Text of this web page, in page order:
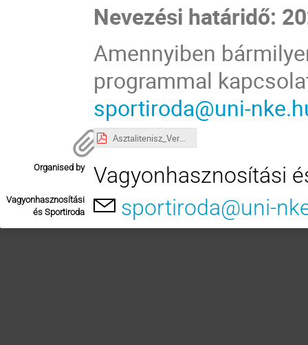
Nevezési határidő:
Amennyiben
programmal
sportiroda@uni-
Asztalitenisz_Versenykiírás.pdf
Organised by Vagyonhasznosítási
Vagyonhasznosítási
és Sportiroda
sportiroda@uni-